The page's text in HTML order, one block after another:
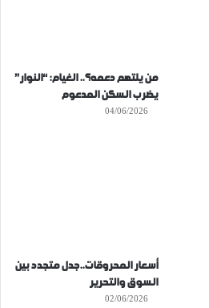
من يلتهم دعمه؟.. الغيام: “النوار”
يضرب السكن المدعوم
04/06/2026
أسعار المحروقات..جدل متجدد بين
السوق والتحرير
02/06/2026